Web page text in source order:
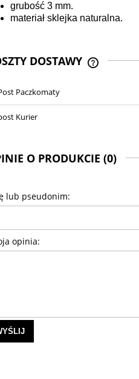
grubość 3 mm.
materiał sklejka naturalna.
DOSTAWY
CENA
KOSZTÓW
Paczkomaty
Kurier
O PRODUKCIE (0)
lub pseudonim:
opinia: